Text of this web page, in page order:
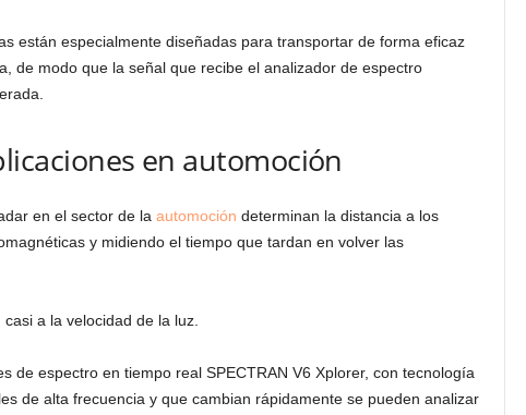
están especialmente diseñadas para transportar de forma eficaz
de modo que la señal que recibe el analizador de espectro
en automoción
en el sector de la automoción determinan la distancia a los
y midiendo el tiempo que tardan en volver las
a la velocidad de la luz.
de espectro en tiempo real SPECTRAN V6 Xplorer, con tecnología
de alta frecuencia y que cambian rápidamente se pueden analizar